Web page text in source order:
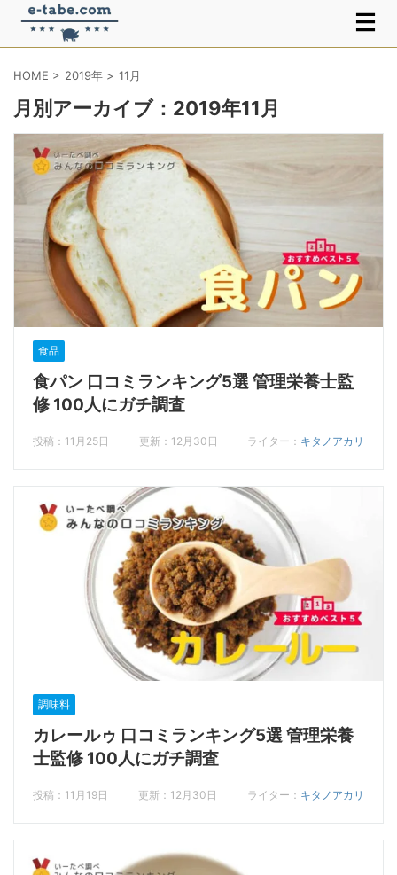
HOME > 2019年 > 11月
月別アーカイブ：2019年11月
食品
食パン 口コミランキング5選 管理栄養士監
修 100人にガチ調査
投稿：11月25日 更新：12月30日 ライター： キタノアカリ
調味料
カレールゥ 口コミランキング5選 管理栄養
士監修 100人にガチ調査
投稿：11月19日 更新：12月30日 ライター： キタノアカリ